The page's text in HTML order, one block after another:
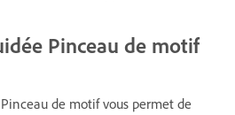
Pinceau de motif
de motif vous permet de